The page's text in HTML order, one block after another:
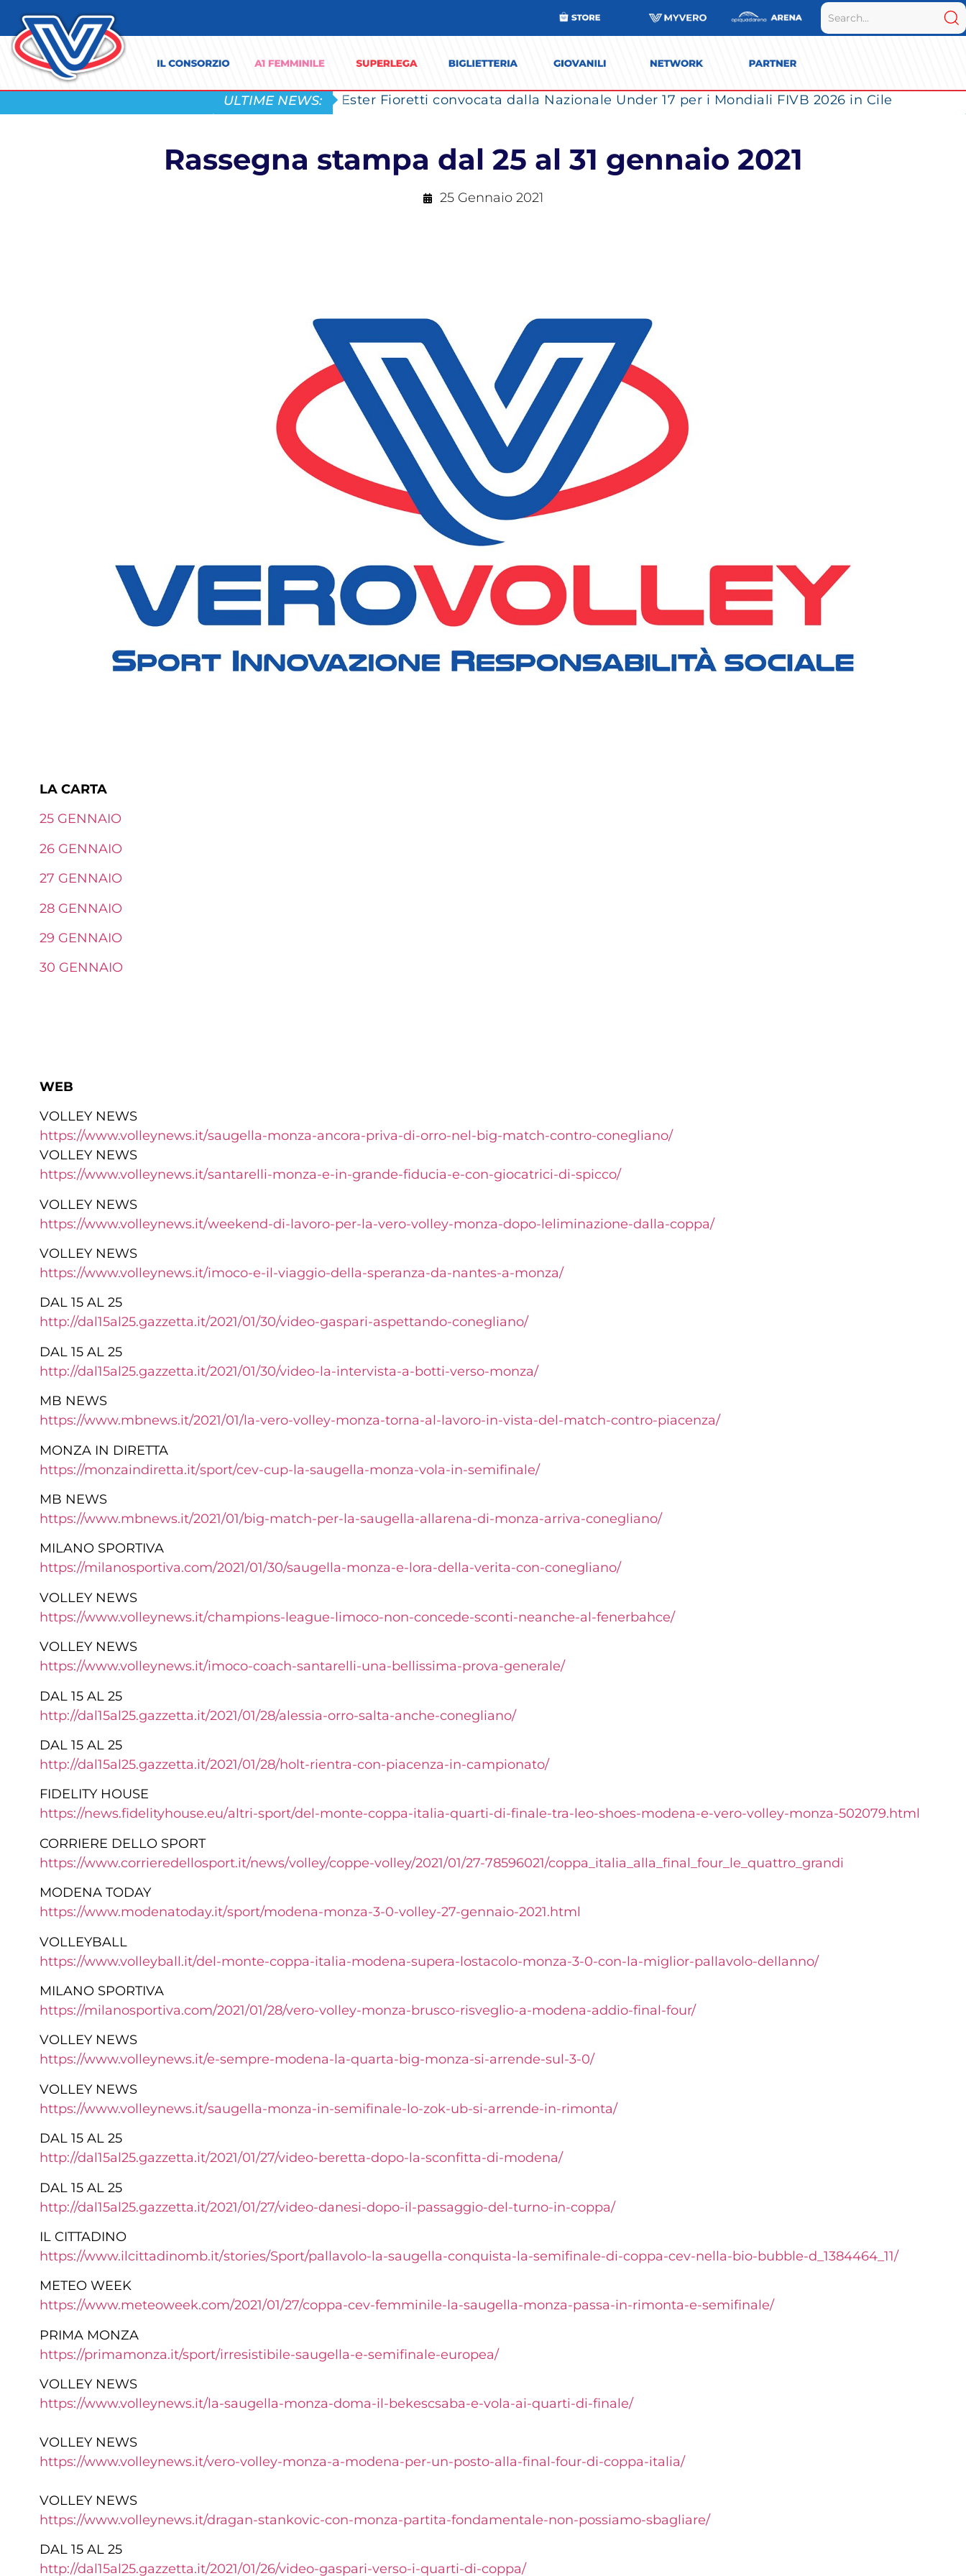
ULTIME NEWS: Ester Fioretti convocata dalla Nazionale Under 17 per i Mondiali FIVB 2026 in Cile
Rassegna stampa dal 25 al 31 gennaio 2021
25 Gennaio 2021
LA CARTA
25 GENNAIO
26 GENNAIO
27 GENNAIO
28 GENNAIO
29 GENNAIO
30 GENNAIO
WEB
VOLLEY NEWS
https://www.volleynews.it/saugella-monza-ancora-priva-di-orro-nel-big-match-contro-conegliano/
VOLLEY NEWS
https://www.volleynews.it/santarelli-monza-e-in-grande-fiducia-e-con-giocatrici-di-spicco/
VOLLEY NEWS
https://www.volleynews.it/weekend-di-lavoro-per-la-vero-volley-monza-dopo-leliminazione-dalla-coppa/
VOLLEY NEWS
https://www.volleynews.it/imoco-e-il-viaggio-della-speranza-da-nantes-a-monza/
DAL 15 AL 25
http://dal15al25.gazzetta.it/2021/01/30/video-gaspari-aspettando-conegliano/
DAL 15 AL 25
http://dal15al25.gazzetta.it/2021/01/30/video-la-intervista-a-botti-verso-monza/
MB NEWS
https://www.mbnews.it/2021/01/la-vero-volley-monza-torna-al-lavoro-in-vista-del-match-contro-piacenza/
MONZA IN DIRETTA
https://monzaindiretta.it/sport/cev-cup-la-saugella-monza-vola-in-semifinale/
MB NEWS
https://www.mbnews.it/2021/01/big-match-per-la-saugella-allarena-di-monza-arriva-conegliano/
MILANO SPORTIVA
https://milanosportiva.com/2021/01/30/saugella-monza-e-lora-della-verita-con-conegliano/
VOLLEY NEWS
https://www.volleynews.it/champions-league-limoco-non-concede-sconti-neanche-al-fenerbahce/
VOLLEY NEWS
https://www.volleynews.it/imoco-coach-santarelli-una-bellissima-prova-generale/
DAL 15 AL 25
http://dal15al25.gazzetta.it/2021/01/28/alessia-orro-salta-anche-conegliano/
DAL 15 AL 25
http://dal15al25.gazzetta.it/2021/01/28/holt-rientra-con-piacenza-in-campionato/
FIDELITY HOUSE
https://news.fidelityhouse.eu/altri-sport/del-monte-coppa-italia-quarti-di-finale-tra-leo-shoes-modena-e-vero-volley-monza-502079.html
CORRIERE DELLO SPORT
https://www.corrieredellosport.it/news/volley/coppe-volley/2021/01/27-78596021/coppa_italia_alla_ final_four_le_quattro_grandi
MODENA TODAY
https://www.modenatoday.it/sport/modena-monza-3-0-volley-27-gennaio-2021.html
VOLLEYBALL
https://www.volleyball.it/del-monte-coppa-italia-modena-supera-lostacolo-monza-3-0-con-la-miglior-pallavolo-dellanno/
MILANO SPORTIVA
https://milanosportiva.com/2021/01/28/vero-volley-monza-brusco-risveglio-a-modena-addio-final-four/
VOLLEY NEWS
https://www.volleynews.it/e-sempre-modena-la-quarta-big-monza-si-arrende-sul-3-0/
VOLLEY NEWS
https://www.volleynews.it/saugella-monza-in-semifinale-lo-zok-ub-si-arrende-in-rimonta/
DAL 15 AL 25
http://dal15al25.gazzetta.it/2021/01/27/video-beretta-dopo-la-sconfitta-di-modena/
DAL 15 AL 25
http://dal15al25.gazzetta.it/2021/01/27/video-danesi-dopo-il-passaggio-del-turno-in-coppa/
IL CITTADINO
https://www.ilcittadinomb.it/stories/Sport/pallavolo-la-saugella-conquista-la-semifinale-di-coppa-cev-nella-bio-bubble-d_1384464_11/
METEO WEEK
https://www.meteoweek.com/2021/01/27/coppa-cev-femminile-la-saugella-monza-passa-in-rimonta-e-semifinale/
PRIMA MONZA
https://primamonza.it/sport/irresistibile-saugella-e-semifinale-europea/
VOLLEY NEWS
https://www.volleynews.it/la-saugella-monza-doma-il-bekescsaba-e-vola-ai-quarti-di-finale/
VOLLEY NEWS
https://www.volleynews.it/vero-volley-monza-a-modena-per-un-posto-alla-final-four-di-coppa-italia/
VOLLEY NEWS
https://www.volleynews.it/dragan-stankovic-con-monza-partita-fondamentale-non-possiamo-sbagliare/
DAL 15 AL 25
http://dal15al25.gazzetta.it/2021/01/26/video-gaspari-verso-i-quarti-di-coppa/